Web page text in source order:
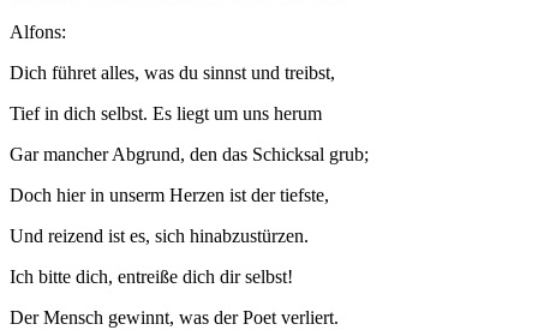
Alfons:
Dich führet alles, was du sinnst und treibst,
Tief in dich selbst. Es liegt um uns herum
Gar mancher Abgrund, den das Schicksal grub;
Doch hier in unserm Herzen ist der tiefste,
Und reizend ist es, sich hinabzustürzen.
Ich bitte dich, entreiße dich dir selbst!
Der Mensch gewinnt, was der Poet verliert.